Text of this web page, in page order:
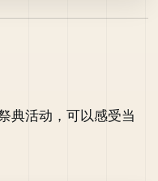
典活动，可以感受当